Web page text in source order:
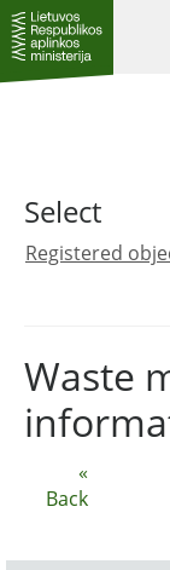
Select
Registered
«
Back
Waste